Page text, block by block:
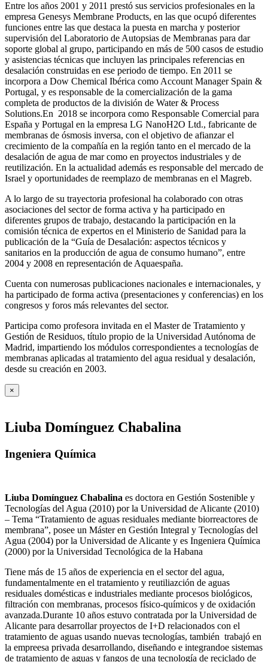
Entre los años 2001 y 2011 prestó sus servicios profesionales en la
empresa Genesys Membrane Products, en las que ocupó diferentes
funciones entre las que destaca la puesta en marcha y posterior
supervisión del Laboratorio de Autopsias de Membranas para dar
soporte global al grupo, participando en más de 500 casos de estudio
y asistencias técnicas que incluyen las principales referencias en
desalación construidas en ese periodo de tiempo. En 2011 se
incorpora a Dow Chemical Ibérica como Account Manager Spain &
Portugal, y es responsable de la comercialización de la gama
completa de productos de la división de Water & Process
Solutions.En 2018 se incorpora como Responsable Comercial para
España y Portugal en la empresa LG NanoH2O Ltd., fabricante de
membranas de ósmosis inversa, con el objetivo de afianzar el
crecimiento de la compañía en la región tanto en el mercado de la
desalación de agua de mar como en proyectos industriales y de
reutilización. En la actualidad además es responsable del mercado de
Israel y oportunidades de reemplazo de membranas en el Magreb.
A lo largo de su trayectoria profesional ha colaborado con otras
asociaciones del sector de forma activa y ha participado en
diferentes grupos de trabajo, destacando la participación en la
comisión técnica de expertos en el Ministerio de Sanidad para la
publicación de la “Guía de Desalación: aspectos técnicos y
sanitarios en la producción de agua de consumo humano”, entre
2004 y 2008 en representación de Aquaespaña.
Cuenta con numerosas publicaciones nacionales e internacionales, y
ha participado de forma activa (presentaciones y conferencias) en los
congresos y foros más relevantes del sector.
Participa como profesora invitada en el Master de Tratamiento y
Gestión de Residuos, título propio de la Universidad Autónoma de
Madrid, impartiendo los módulos correspondientes a tecnologías de
membranas aplicadas al tratamiento del agua residual y desalación,
desde su creación en 2003.
×
Liuba Domínguez Chabalina
Ingeniera Química
Liuba Domínguez Chabalina es doctora en Gestión Sostenible y
Tecnologías del Agua (2010) por la Universidad de Alicante (2010)
– Tema “Tratamiento de aguas residuales mediante biorreactores de
membrana”, posee un Máster en Gestión Integral y Tecnologías del
Agua (2004) por la Universidad de Alicante y es Ingeniera Química
(2000) por la Universidad Tecnológica de la Habana
Tiene más de 15 años de experiencia en el sector del agua,
fundamentalmente en el tratamiento y reutiliazción de aguas
residuales domésticas e industriales mediante procesos biológicos,
filtración con membranas, procesos físico-químicos y de oxidación
avanzada.Durante 10 años estuvo contratada por la Universidad de
Alicante para desarrollar proyectos de I+D relacionados con el
tratamiento de aguas usando nuevas tecnologías, también trabajó en
la empreesa privada desarrollando, diseñando e integrandoe sistemas
de tratamiento de aguas y fangos de una tecnología de reciclado de